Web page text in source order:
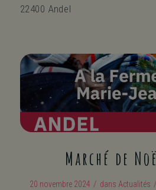
22400 Andel
Marché de
20 novembre 2024 / dans Actualités /